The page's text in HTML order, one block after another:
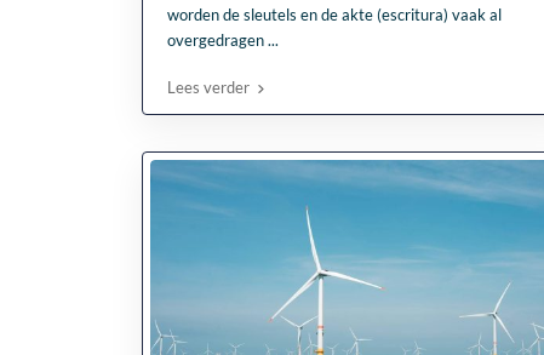
worden de sleutels en de akte (escritura) vaak al
overgedragen...
Lees verder